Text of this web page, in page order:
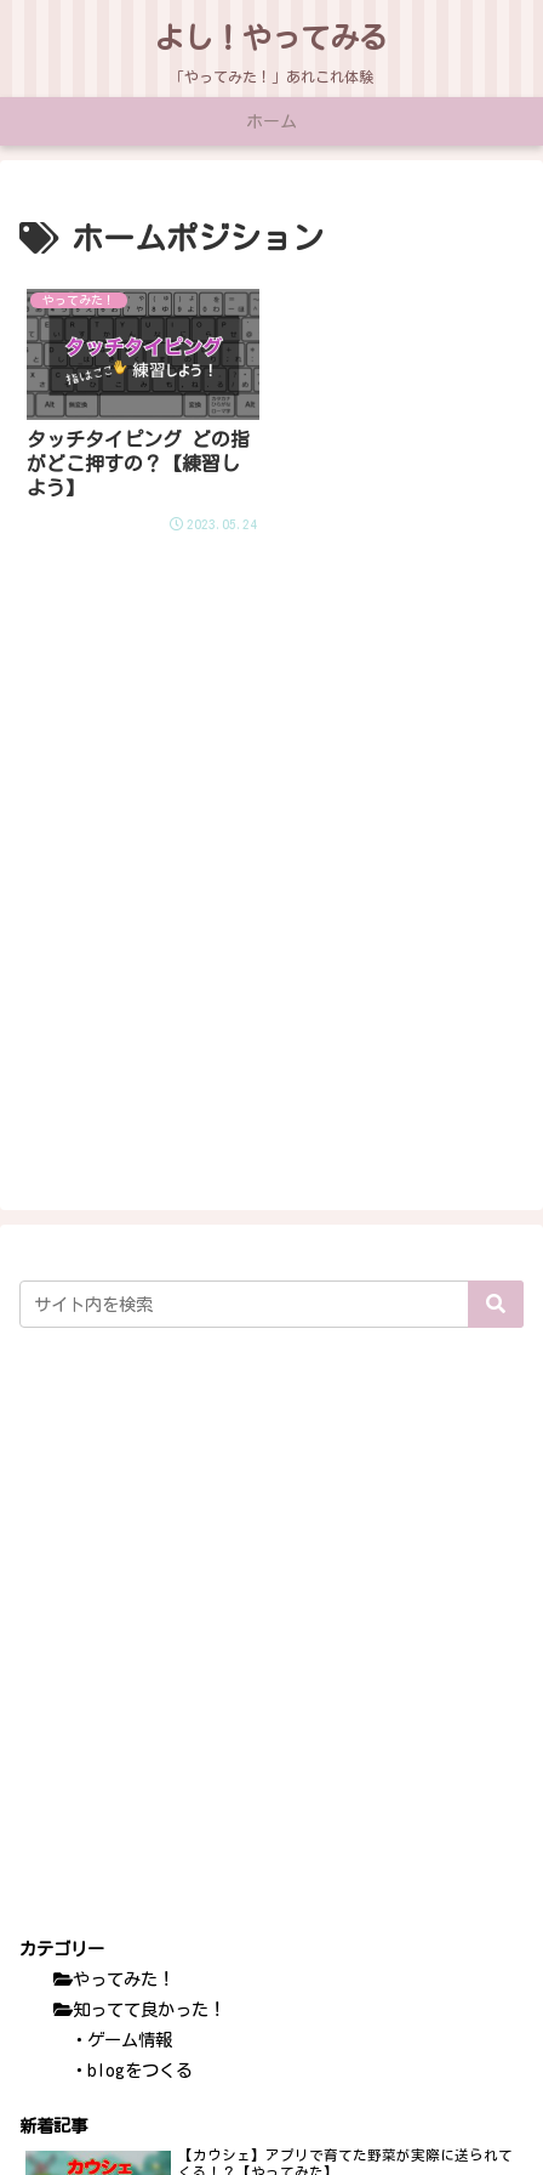
よし！やってみる
「やってみた！」あれこれ体験
ホーム
ホームポジション
やってみた！
タッチタイピング どの指
がどこ押すの？【練習し
よう】
2023.05.24
カテゴリー
やってみた！
知ってて良かった！
・ゲーム情報
・blogをつくる
新着記事
【カウシェ】アプリで育てた野菜が実際に送られて
くる！？【やってみた】